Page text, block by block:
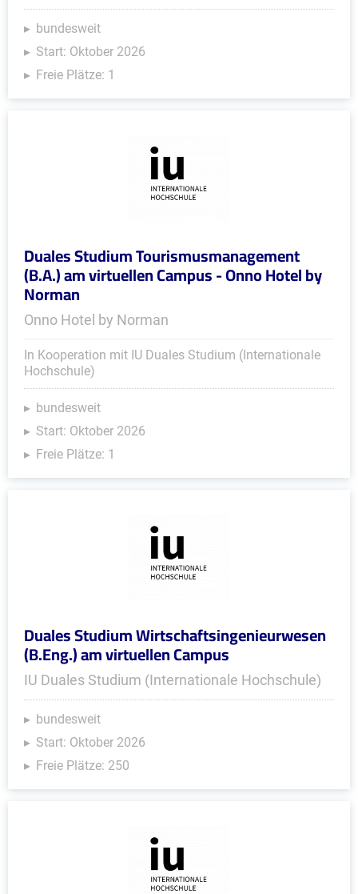
bundesweit
Start: Oktober 2026
Freie Plätze: 1
Duales Studium Tourismusmanagement
(B.A.) am virtuellen Campus - Onno Hotel by
Norman
Onno Hotel by Norman
In Kooperation mit IU Duales Studium (Internationale
Hochschule)
bundesweit
Start: Oktober 2026
Freie Plätze: 1
Duales Studium Wirtschaftsingenieurwesen
(B.Eng.) am virtuellen Campus
IU Duales Studium (Internationale Hochschule)
bundesweit
Start: Oktober 2026
Freie Plätze: 250